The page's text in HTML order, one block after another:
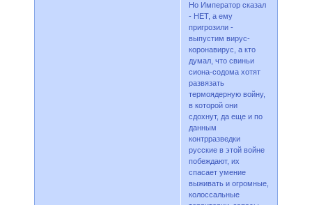
Но Император сказал
- НЕТ, а ему
пригрозили -
выпустим вирус-
коронавирус, а кто
думал, что свиньи
сиона-содома хотят
развязать
термоядерную войну,
в которой они
сдохнут, да еще и по
данным
контрразведки
русские в этой войне
побеждают, их
спасает умение
выживать и огромные,
колоссальные